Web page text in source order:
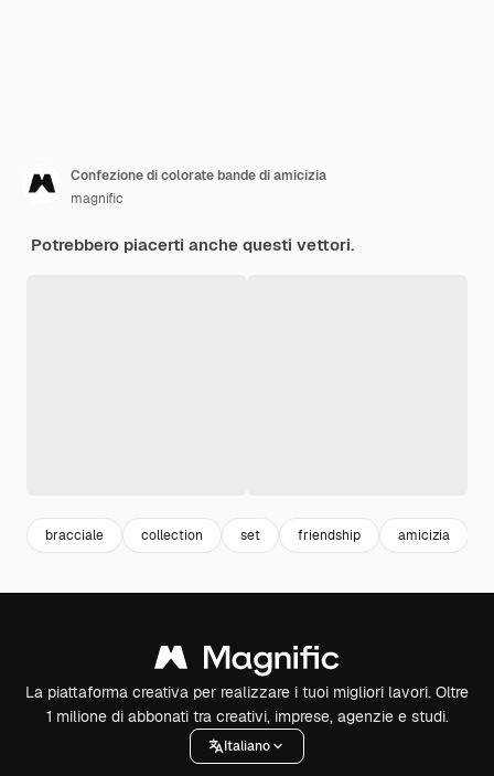
Confezione di colorate bande di amicizia
magnific
Potrebbero piacerti anche questi vettori.
bracciale collection set friendship amicizia
La piattaforma creativa per realizzare i tuoi migliori lavori. Oltre
1 milione di abbonati tra creativi, imprese, agenzie e studi.
Italiano